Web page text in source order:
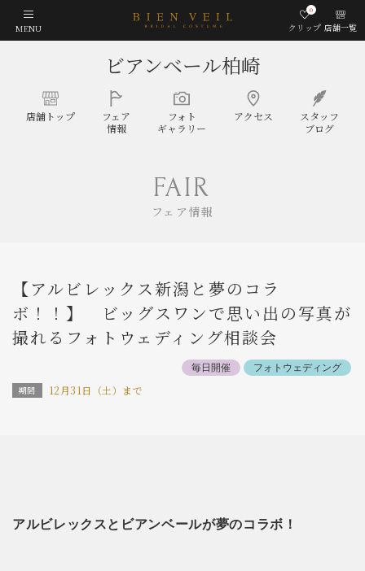
MENU クリップ
0
店舗一覧
ビアンベール柏崎
店舗トップ
フェア
情報
フォト
ギャラリー
アクセス
スタッフ
ブログ
FAIR
フェア情報
【アルビレックス新潟と夢のコラ
ボ！！】 ビッグスワンで思い出の写真が
撮れるフォトウェディング相談会
毎日開催 フォトウェディング
12月31日（土）まで
アルビレックスとビアンベールが夢のコラボ！